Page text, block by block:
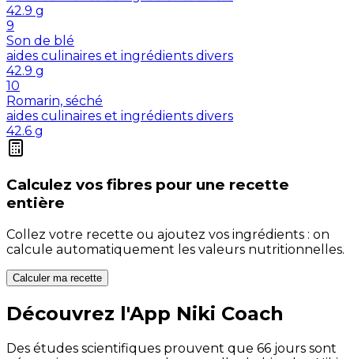
42.9 g
9
Son de blé
aides culinaires et ingrédients divers
42.9 g
10
Romarin, séché
aides culinaires et ingrédients divers
42.6 g
Calculez vos fibres pour une recette
entière
Collez votre recette ou ajoutez vos ingrédients : on
calcule automatiquement les valeurs nutritionnelles.
Calculer ma recette
Découvrez l'App Niki Coach
Des études scientifiques prouvent que 66 jours sont